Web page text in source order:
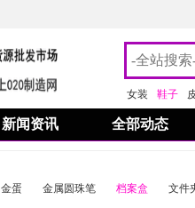
女装 鞋子
新闻资讯 全部动态
金蛋 金属圆珠笔 档案盒 文件